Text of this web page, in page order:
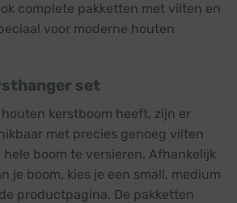
complete pakketten met vilten en
voor moderne houten
set
houten kerstboom heeft, zijn er
met precies genoeg vilten
boom te versieren. Afhankelijk
je boom, kies je een small, medium
productpagina. De pakketten